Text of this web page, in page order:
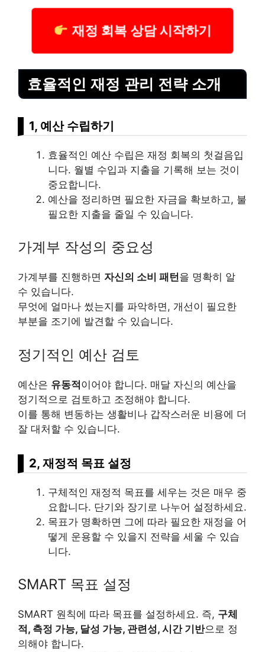
재정 회복 상담 시작하기
효율적인 재정 관리 전략 소개
1, 예산 수립하기
효율적인 예산 수립은 재정 회복의 첫걸음입
니다. 월별 수입과 지출을 기록해 보는 것이
중요합니다.
예산을 정리하면 필요한 자금을 확보하고, 불
필요한 지출을 줄일 수 있습니다.
가계부 작성의 중요성
가계부를 진행하면 자신의 소비 패턴을 명확히 알
수 있습니다.
무엇에 얼마나 썼는지를 파악하면, 개선이 필요한
부분을 조기에 발견할 수 있습니다.
정기적인 예산 검토
예산은 유동적이어야 합니다. 매달 자신의 예산을
정기적으로 검토하고 조정해야 합니다.
이를 통해 변동하는 생활비나 갑작스러운 비용에 더
잘 대처할 수 있습니다.
2, 재정적 목표 설정
구체적인 재정적 목표를 세우는 것은 매우 중
요합니다. 단기와 장기로 나누어 설정하세요.
목표가 명확하면 그에 따라 필요한 재정을 어
떻게 운용할 수 있을지 전략을 세울 수 있습
니다.
SMART 목표 설정
SMART 원칙에 따라 목표를 설정하세요. 즉, 구체
적, 측정 가능, 달성 가능, 관련성, 시간 기반으로 정
의해야 합니다.